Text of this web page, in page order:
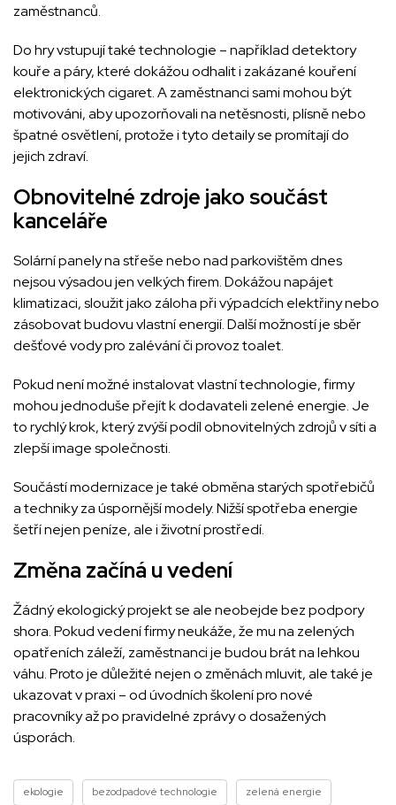
zaměstnanců.
Do hry vstupují také technologie – například detektory
kouře a páry, které dokážou odhalit i zakázané kouření
elektronických cigaret. A zaměstnanci sami mohou být
motivováni, aby upozorňovali na netěsnosti, plísně nebo
špatné osvětlení, protože i tyto detaily se promítají do
jejich zdraví.
Obnovitelné zdroje jako součást
kanceláře
Solární panely na střeše nebo nad parkovištěm dnes
nejsou výsadou jen velkých firem. Dokážou napájet
klimatizaci, sloužit jako záloha při výpadcích elektřiny nebo
zásobovat budovu vlastní energií. Další možností je sběr
dešťové vody pro zalévání či provoz toalet.
Pokud není možné instalovat vlastní technologie, firmy
mohou jednoduše přejít k dodavateli zelené energie. Je
to rychlý krok, který zvýší podíl obnovitelných zdrojů v síti a
zlepší image společnosti.
Součástí modernizace je také obměna starých spotřebičů
a techniky za úspornější modely. Nižší spotřeba energie
šetří nejen peníze, ale i životní prostředí.
Změna začíná u vedení
Žádný ekologický projekt se ale neobejde bez podpory
shora. Pokud vedení firmy neukáže, že mu na zelených
opatřeních záleží, zaměstnanci je budou brát na lehkou
váhu. Proto je důležité nejen o změnách mluvit, ale také je
ukazovat v praxi – od úvodních školení pro nové
pracovníky až po pravidelné zprávy o dosažených
úsporách.
ekologie bezodpadové technologie zelená energie